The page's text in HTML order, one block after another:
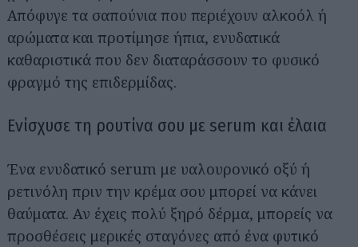
Απόφυγε τα σαπούνια που περιέχουν αλκοόλ ή
αρώματα και προτίμησε ήπια, ενυδατικά
καθαριστικά που δεν διαταράσσουν το φυσικό
φραγμό της επιδερμίδας.
Ενίσχυσε τη ρουτίνα σου με serum και έλαια
Ένα ενυδατικό serum με υαλουρονικό οξύ ή
ρετινόλη πριν την κρέμα σου μπορεί να κάνει
θαύματα. Αν έχεις πολύ ξηρό δέρμα, μπορείς να
προσθέσεις μερικές σταγόνες από ένα φυτικό